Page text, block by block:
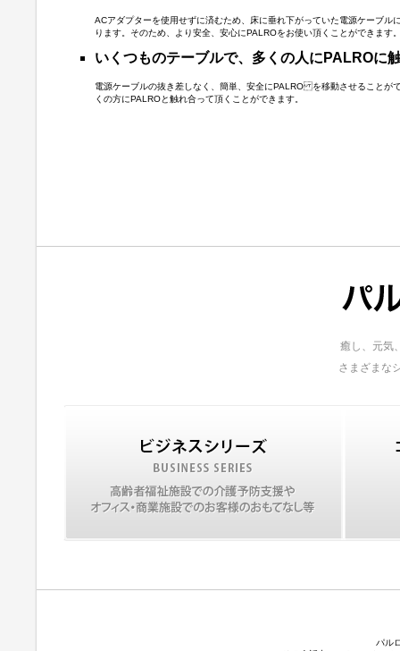
ACアダプターを使用せずに済むため、床に垂れ下がっていた電源ケーブル
ります。そのため、より安全、安心にPALROをお使い頂くことができます
いくつものテーブルで、多くの人にPALROに
電源ケーブルの抜き差しなく、簡単、安全にPALRO を移動させることが
くの方にPALROと触れ合って頂くことができます。
癒し、元気
さまざまな
パル